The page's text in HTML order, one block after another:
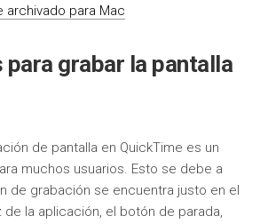
archivado para Mac
grabar la pantalla
de pantalla en QuickTime es un
muchos usuarios. Esto se debe a
de grabación se encuentra justo en el
la aplicación, el botón de parada,